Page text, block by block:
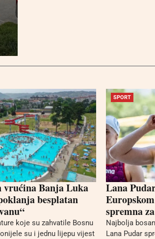
vrućina Banja Luka
besplatan
koje su zahvatile Bosnu
su i jednu lijepu vijest
SPORT
Lana
spremna
Najbolja
Lana Pudar